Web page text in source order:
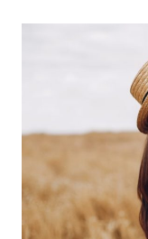
Z